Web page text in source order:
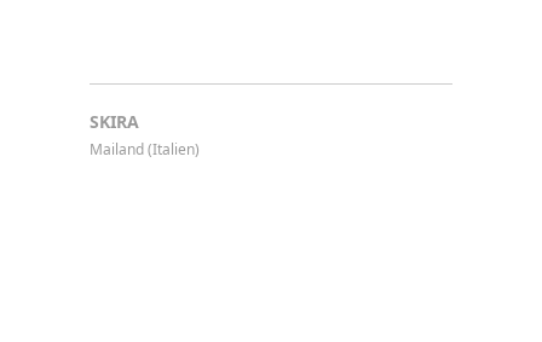
SKIRA
Mailand (Italien)